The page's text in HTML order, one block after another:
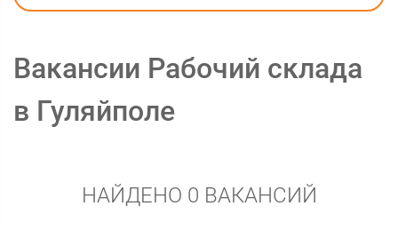
Вакансии Рабочий склада
в Гуляйполе
НАЙДЕНО 0 ВАКАНСИЙ